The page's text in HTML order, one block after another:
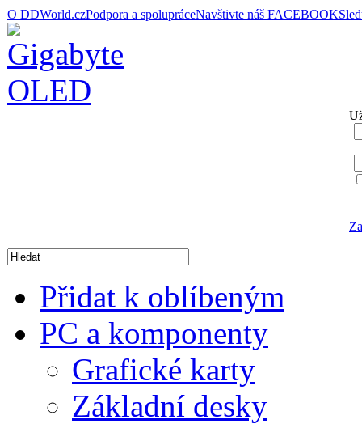
O DDWorld.czPodpora a spolupráceNavštivte náš FACEBOOK
Přidat k oblíbeným
PC a komponenty
Grafické karty
Základní desky